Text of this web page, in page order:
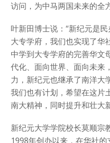
访问，为中马两国未来的全
叶新田博士说：“新纪元是
大专学府，我们也实现了华
中学到大专学府的完善华文
代化、面向世界、面向未来
力，新纪元也继承了南洋大
我们也有计划，希望在这片
南大精神，同时提升和壮大
新纪元大学学院校长莫顺宗
1998年创办以来，在华社